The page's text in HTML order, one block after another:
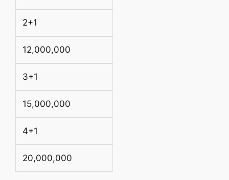
2+1
12,000,000
3+1
15,000,000
4+1
20,000,000